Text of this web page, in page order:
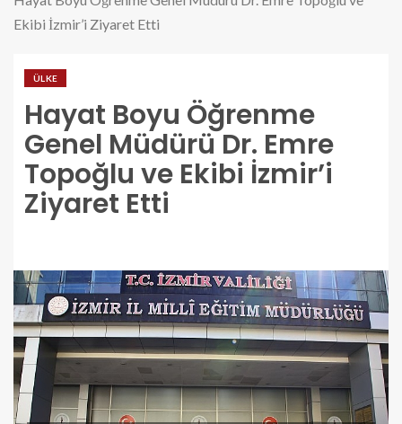
Ekibi İzmir’i Ziyaret Etti
ÜLKE
Hayat Boyu Öğrenme
Genel Müdürü Dr. Emre
Topoğlu ve Ekibi İzmir’i
Ziyaret Etti